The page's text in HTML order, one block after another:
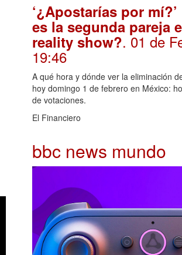
‘¿Apostarías por mí?’
es la segunda pareja
reality show?. 01 de
19:46
A qué hora y dónde ver la eliminación
hoy domingo 1 de febrero en México:
de votaciones.
El Financiero
bbc news mundo